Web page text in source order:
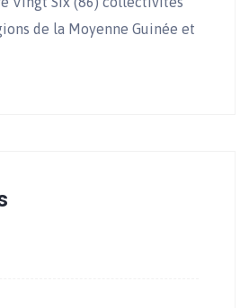
de la Moyenne Guinée et